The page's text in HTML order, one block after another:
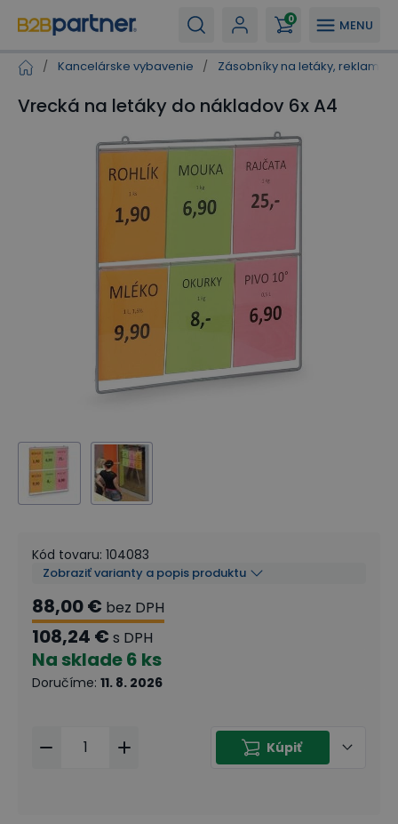
MENU
0
/ Kancelárske vybavenie / Zásobníky na letáky, reklamné
Vrecká na letáky do nákladov 6x A4
Kód tovaru: 104083
Zobraziť varianty a popis produktu
88,00 € bez DPH
108,24 € s DPH
Na sklade6 ks
Doručíme: 11. 8. 2026
Kúpiť